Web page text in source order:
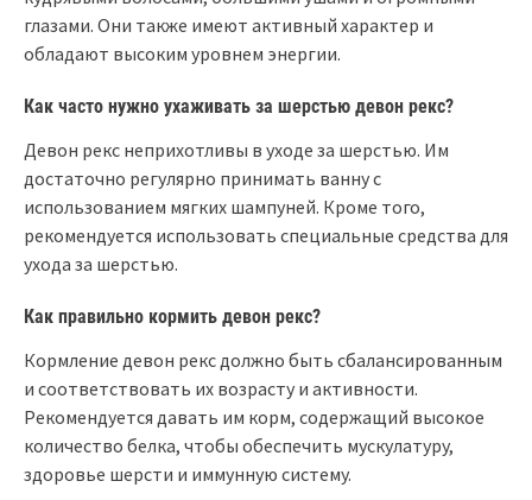
глазами. Они также имеют активный характер и
обладают высоким уровнем энергии.
Как часто нужно ухаживать за шерстью девон рекс?
Девон рекс неприхотливы в уходе за шерстью. Им
достаточно регулярно принимать ванну с
использованием мягких шампуней. Кроме того,
рекомендуется использовать специальные средства для
ухода за шерстью.
Как правильно кормить девон рекс?
Кормление девон рекс должно быть сбалансированным
и соответствовать их возрасту и активности.
Рекомендуется давать им корм, содержащий высокое
количество белка, чтобы обеспечить мускулатуру,
здоровье шерсти и иммунную систему.